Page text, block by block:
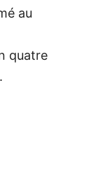
au
quatre